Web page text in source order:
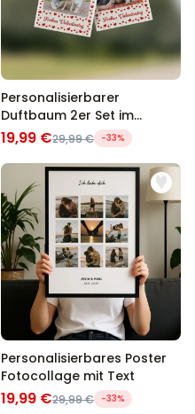
Personalisierbarer
Duftbaum 2er Set im
Polaroid-Look mit Herzen
19,99 €29,99 € -33%
Personalisierbares Poster
Fotocollage mit Text
19,99 €29,99 € -33%